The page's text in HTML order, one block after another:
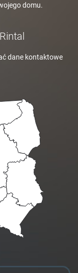
domu.
dane kontaktowe